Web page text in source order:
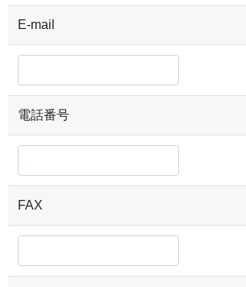
E-mail
電話番号
FAX